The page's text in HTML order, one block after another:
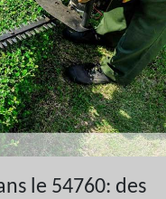
le 54760: des